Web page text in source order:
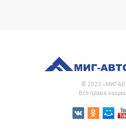
© 2023 «МИГ-
Все права